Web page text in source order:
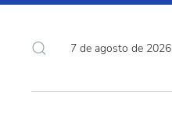
7 de agosto de 2026